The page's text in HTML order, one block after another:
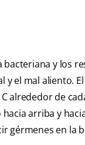
y los
el mal aliento.
alrededor de
arriba y
gérmenes en la